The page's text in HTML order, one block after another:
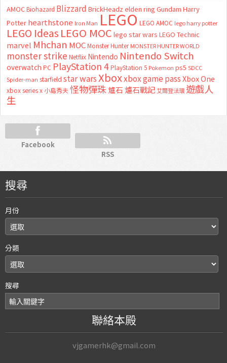
AMOC Biohazard Blizzard BrickHeadz elden ring Gundam Harry
Potter hearthstone Iron Man LEGO LEGO AMOC lego harry potter
LEGO Ideas LEGO MOC lego star wars LEGO Technic
marvel Mhchan MOC Monster Hunter MONSTER HUNTER WORLD
monster strike Netflix Nintendo Nintendo Switch
overwatch PC PlayStation 4 PlayStation 5 Pokemon ps5 SDCC
Spider-man starfield star warsXboxxbox game passXbox One
xbox series x 小島秀夫怪物彈珠 爐石 爐石戰記艾爾登法環 遊戲人
生
Facebook
RSS
搜尋
月份
分類
搜尋
聯絡本殿
vjgamerhk@gmail.com